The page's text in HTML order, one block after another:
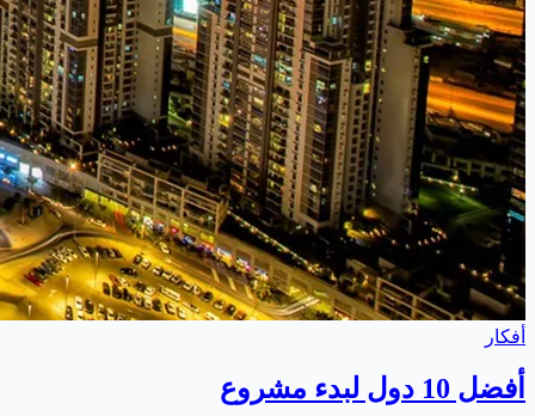
أفكار
أفضل 10 دول لبدء مشروع